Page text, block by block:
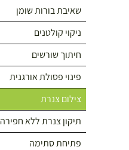
שאיבת בורות שומן
ניקוי קולטנים
חיתוך שורשים
פינוי פסולת אורגנית
צילום צנרת
תיקון צנרת ללא חפירה
פתיחת סתימה